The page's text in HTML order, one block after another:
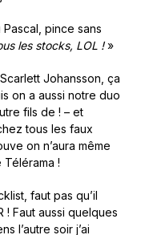
pince sans
les stocks, LOL !»
Johansson, ça
on a aussi notre duo
fils de ! – et
tous les faux
on n’aura même
!
faut pas qu’il
! Faut aussi quelques
l’autre soir j’ai